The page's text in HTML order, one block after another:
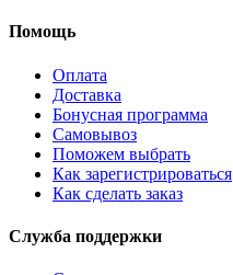
Помощь
Оплата
Доставка
Бонусная программа
Самовывоз
Поможем выбрать
Как зарегистрироваться
Как сделать заказ
Служба поддержки